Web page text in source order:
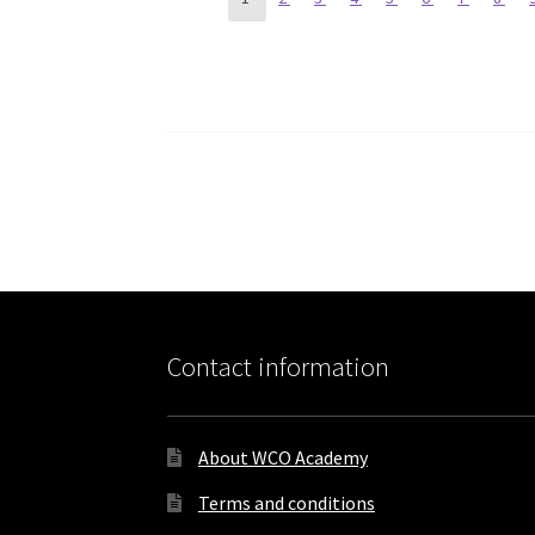
Contact information
About WCO Academy
Terms and conditions